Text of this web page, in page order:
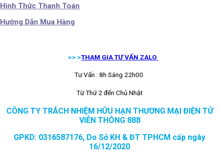
Hình Thức Thanh Toán
Hướng Dẫn Mua Hàng
>> >THAM GIA TƯ VẤN ZALO
Tư Vấn : 8h Sáng 22h00
Từ Thứ 2 đến Chủ Nhật
CÔNG TY TRÁCH NHIỆM HỮU HẠN THƯƠNG MẠI ĐIỆN TỬ
VIỄN THÔNG 888
GPKD: 0316587176, Do Sở KH & ĐT TPHCM cấp ngày
16/12/2020